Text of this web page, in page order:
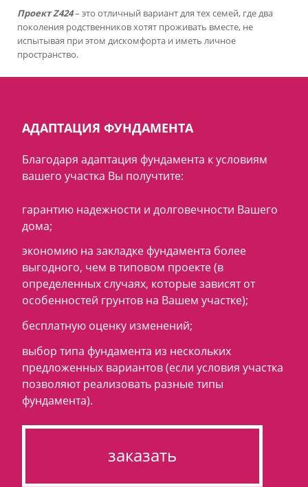
Проект Z424– это отличный вариант для тех семей, где два
поколения родственников хотят проживать вместе, не
испытывая при этом дискомфорта и иметь личное
пространство.
АДАПТАЦИЯ ФУНДАМЕНТА
Благодаря адаптация фундамента к условиям
вашего участка Вы получтите:
гарантию надежности и долговечности Вашего
дома;
экономию на закладке фундамента более
выгодного, чем в типовом проекте (в
определенных случаях, которые зависят от
особенностей грунтов на Вашем участке);
бесплатную оценку изменений;
выбор типа фундамента из нескольких
предложенных вариантов (если условия участка
позволяют реализовать разные типы
фундамента).
заказать